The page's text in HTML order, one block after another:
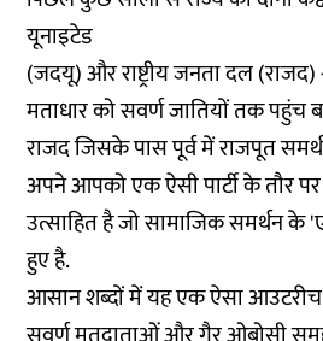
यूनाइटेड
(जदयू) और राष्ट्रीय जनता दल
मताधार को सवर्ण जातियों तक पहुंच
राजद जिसके पास पूर्व में राजपूत
अपने आपको एक ऐसी पार्टी के तौर
उत्साहित है जो सामाजिक समर्थन के
हुए है.
आसान शब्दों में यह एक ऐसा आउटरीच